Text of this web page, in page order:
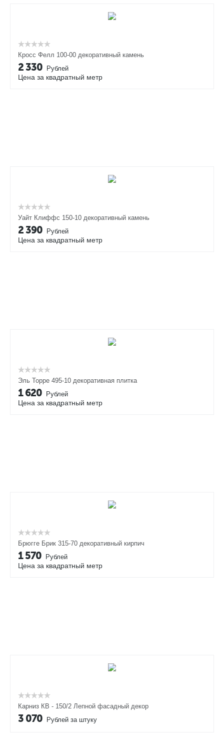
Кросс Фелл 100-00 декоративный камень
2 330 Рублей
Цена за квадратный метр
Уайт Клиффс 150-10 декоративный камень
2 390 Рублей
Цена за квадратный метр
Эль Торре 495-10 декоративная плитка
1 620 Рублей
Цена за квадратный метр
Брюгге Брик 315-70 декоративный кирпич
1 570 Рублей
Цена за квадратный метр
Карниз КВ - 150/2 Лепной фасадный декор
3 070 Рублей за штуку